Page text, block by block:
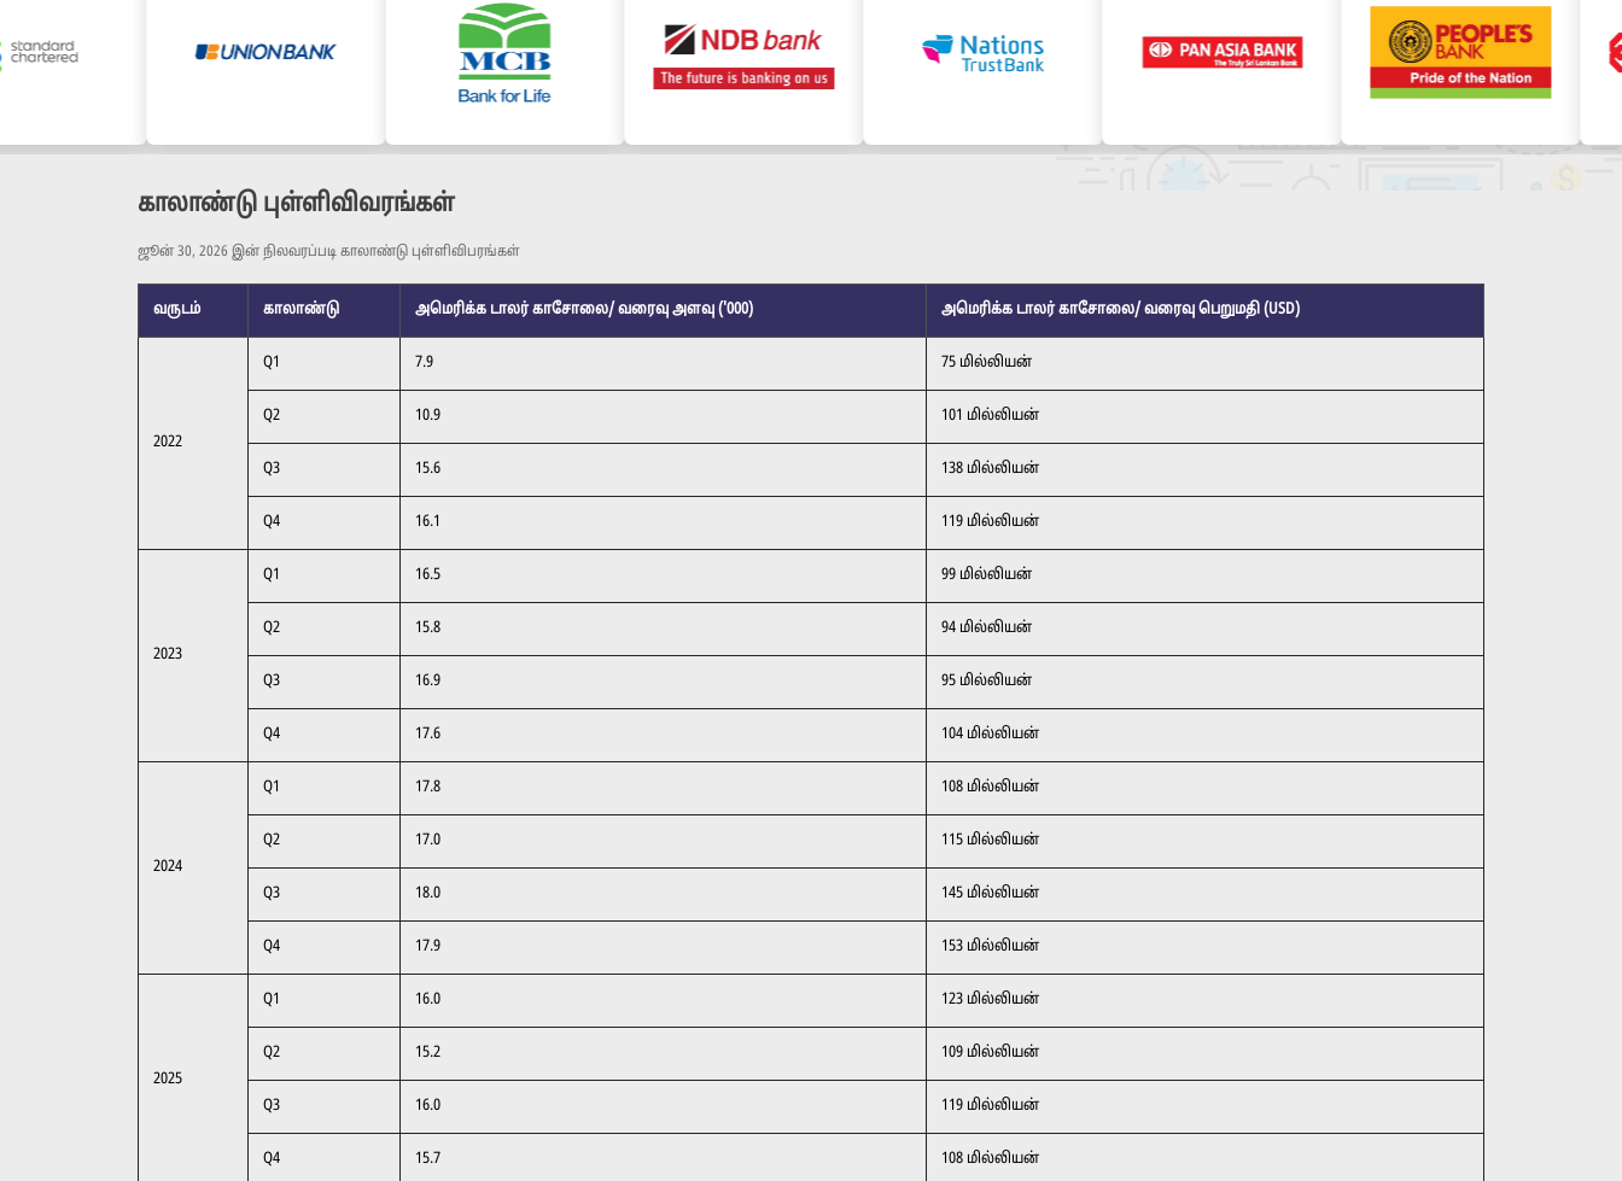
காலாண்டு புள்ளிவிவரங்கள்
ஜூன் 30, 2026 இன் நிலவரப்படி காலாண்டு புள்ளிவிபரங்கள்
வருடம் காலாண்டு அமெரிக்க டாலர் காசோலை/ வரைவு அளவு ('000) அமெரிக்க டாலர் காசோலை/ வரைவு பெறுமதி (USD)
2022
Q1 7.9 75 மில்லியன்
Q2 10.9 101 மில்லியன்
Q3 15.6 138 மில்லியன்
Q4 16.1 119 மில்லியன்
2023
Q1 16.5 99 மில்லியன்
Q2 15.8 94 மில்லியன்
Q3 16.9 95 மில்லியன்
Q4 17.6 104 மில்லியன்
2024
Q1 17.8 108 மில்லியன்
Q2 17.0 115 மில்லியன்
Q3 18.0 145 மில்லியன்
Q4 17.9 153 மில்லியன்
2025
Q1 16.0 123 மில்லியன்
Q2 15.2 109 மில்லியன்
Q3 16.0 119 மில்லியன்
Q4 15.7 108 மில்லியன்